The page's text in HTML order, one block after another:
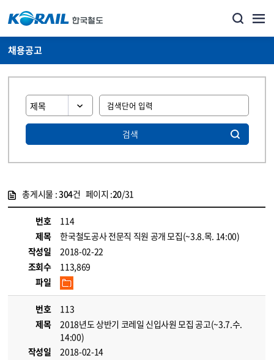
채용공고
검색
총게시물 :304건 페이지 :20/31
번호
114
제목
한국철도공사 전문직 직원 공개 모집(~3.8.목. 14:00)
작성일
2018-02-22
조회수
113,869
파일
번호
113
제목
2018년도 상반기 코레일 신입사원 모집 공고(~3.7.수.
14:00)
작성일
2018-02-14